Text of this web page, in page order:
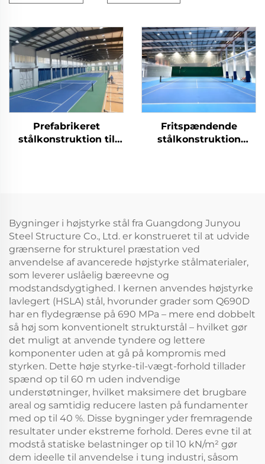
Prefabrikeret
stålkonstruktion til
Fritspændende
stålkonstruktion
Bygninger i højstyrke stål fra Guangdong Junyou
Steel Structure Co., Ltd. er konstrueret til at udvide
grænserne for strukturel præstation ved
anvendelse af avancerede højstyrke stålmaterialer,
som leverer uslåelig bæreevne og
modstandsdygtighed. I kernen anvendes højstyrke
lavlegert (HSLA) stål, hvorunder grader som Q690D
har en flydegrænse på 690 MPa – mere end dobbelt
så høj som konventionelt strukturstål – hvilket gør
det muligt at anvende tyndere og lettere
komponenter uden at gå på kompromis med
styrken. Dette høje styrke-til-vægt-forhold tillader
spænd op til 60 m uden indvendige
understøtninger, hvilket maksimere det brugbare
areal og samtidig reducere lasten på fundamenter
med op til 40 %. Disse bygninger yder fremragende
resultater under ekstreme forhold. Deres evne til at
modstå statiske belastninger op til 10 kN/m² gør
dem ideelle til anvendelse i tung industri, såsom